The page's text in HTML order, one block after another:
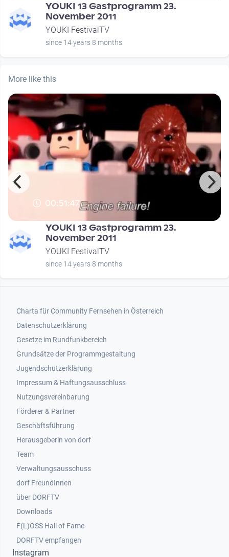
YOUKI 13 Gastprogramm 23.
November 2011
YOUKI FestivalTV
since 14 years 8 months
More like this
00:51:47
YOUKI 13 Gastprogramm 23.
November 2011
YOUKI FestivalTV
since 14 years 8 months
Footer 1
Charta für Community Fernsehen in Österreich
Datenschutzerklärung
Gesetze im Rundfunkbereich
Grundsätze der Programmgestaltung
Jugendschutzerklärung
Impressum & Haftungsausschluss
Nutzungsvereinbarung
Footer 2
Förderer & Partner
Geschäftsführung
Herausgeberin von dorf
Team
Verwaltungsausschuss
dorf FreundInnen
Footer 3
über DORFTV
Downloads
F(L)OSS Hall of Fame
Footer 4
DORFTV empfangen
Instagram